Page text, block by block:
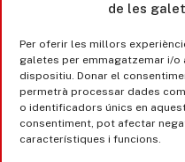
de les
Per oferir les millors
galetes per emmagatzemar i/
dispositiu. Donar el
permetrà processar dades
o identificadors únics en
consentiment, pot afectar
característiques i funcions.
Castell d’Aro · Platja
365